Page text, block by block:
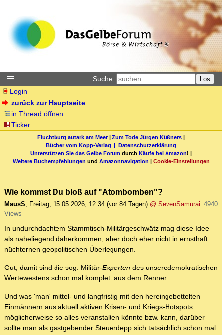
Suche: Los
Login
zurück zur Hauptseite
in Thread öffnen
Ticker
Fluchtburg autark am Meer| Zum Tode Jürgen Küßners |
Bücher vom Kopp-Verlag | Datenschutzerklärung
Unterstützen Sie das Gelbe Forum durch Käufe bei Amazon! |
Weitere Buchempfehlungen und Amazonnavigation | Cookie-Einstellungen
Wie kommst Du bloß auf "Atombomben"?
MausS, Freitag, 15.05.2026, 12:34 (vor 84 Tagen) @ SevenSamurai 4940
Views
In undurchdachtem Stammtisch-Militärgeschwätz mag diese Idee
als naheliegend daherkommen, aber doch eher nicht in ernsthaft
nüchternen geopolitischen Überlegungen.
Gut, damit sind die sog. Militär-Experten des unseredemokratischen
Wertewestens schon mal komplett aus dem Rennen...
Und was 'man' mittel- und langfristig mit den hereingebettelten
Einmännern aus aktuell aktiven Krisen- und Kriegs-Hotspots
möglicherweise so alles veranstalten könnte bzw. kann, darüber
sollte man als gastgebender Steuerdepp sich tatsächlich schon mal